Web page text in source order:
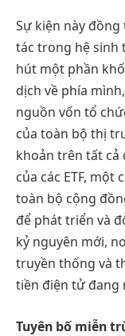
Sự kiện này
tác trong hệ sinh
hút một phần
dịch về phía
nguồn vốn tổ
của toàn bộ thị
khoản trên tất cả
của các ETF,
toàn bộ cộng
để phát triển và
kỷ nguyên mới,
truyền thống và
tiền điện tử đang
Tuyên bố miễn